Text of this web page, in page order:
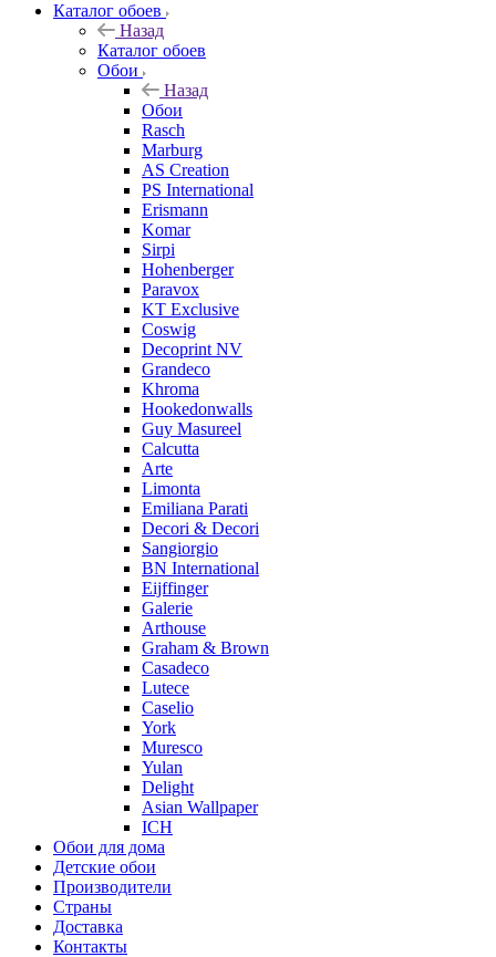
Каталог обоев
Назад
Каталог обоев
Обои
Назад
Обои
Rasch
Marburg
AS Creation
PS International
Erismann
Komar
Sirpi
Hohenberger
Paravox
KT Exclusive
Coswig
Decoprint NV
Grandeco
Khroma
Hookedonwalls
Guy Masureel
Calcutta
Arte
Limonta
Emiliana Parati
Decori & Decori
Sangiorgio
BN International
Eijffinger
Galerie
Arthouse
Graham & Brown
Casadeco
Lutece
Caselio
York
Muresco
Yulan
Delight
Asian Wallpaper
ICH
Обои для дома
Детские обои
Производители
Страны
Доставка
Контакты